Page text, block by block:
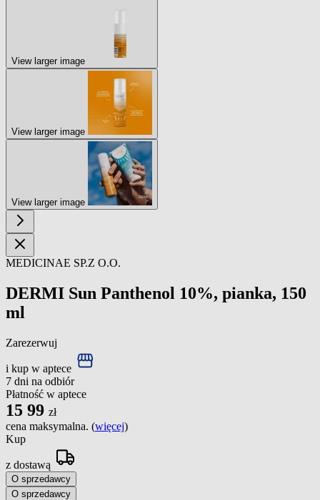
View larger image
View larger image
View larger image
MEDICINAE SP.Z O.O.
DERMI Sun Panthenol 10%, pianka, 150
ml
Zarezerwuj
i kup w aptece
7 dni na odbiór
Płatność w aptece
15 99 zł
cena maksymalna. (więcej)
Kup
z dostawą
O sprzedawcy
O sprzedawcy